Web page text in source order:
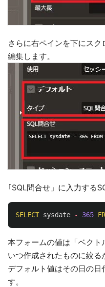
さらに右ペインを下にス
編集します。
｢SQL問合せ」に入力する
SELECT sysdate - 365
本フォームの値は「ベク
いつ作成されたものに絞る
デフォルト値はその日の日
す。